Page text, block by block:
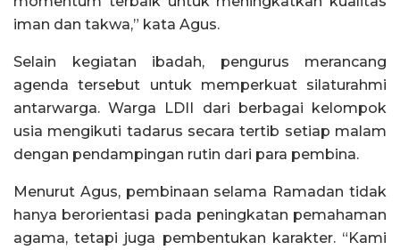
iman dan takwa,” kata Agus.
Selain kegiatan ibadah, pengurus merancang
agenda tersebut untuk memperkuat silaturahmi
antarwarga. Warga LDII dari berbagai kelompok
usia mengikuti tadarus secara tertib setiap malam
dengan pendampingan rutin dari para pembina.
Menurut Agus, pembinaan selama Ramadan tidak
hanya berorientasi pada peningkatan pemahaman
agama, tetapi juga pembentukan karakter. “Kami